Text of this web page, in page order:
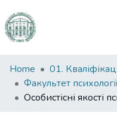
Communities
&
Collections
Home